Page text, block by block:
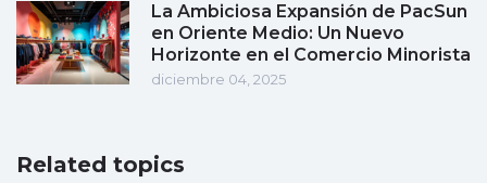
La Ambiciosa Expansión de PacSun
en Oriente Medio: Un Nuevo
Horizonte en el Comercio Minorista
diciembre 04, 2025
Related topics